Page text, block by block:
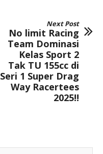
Next Post
No limit Racing
Team Dominasi
Kelas Sport 2
Tak TU 155cc di
Seri 1 Super Drag
Way Racertees
2025!!